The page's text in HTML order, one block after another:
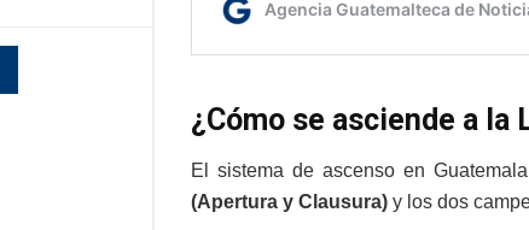
¿Cómo se asciende a la
El sistema de ascenso en
(Apertura y Clausura) y los dos